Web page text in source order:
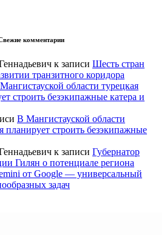
комментарии
к записи Шесть стран
транзитного коридора
области турецкая
строить безэкипажные катера и
В Мангистауской области
планирует строить безэкипажные
к записи Губернатор
Гилян о потенциале региона
от Google — универсальный
задач